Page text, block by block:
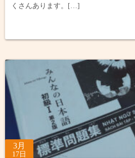
くさんあります。[…]
3月
17日